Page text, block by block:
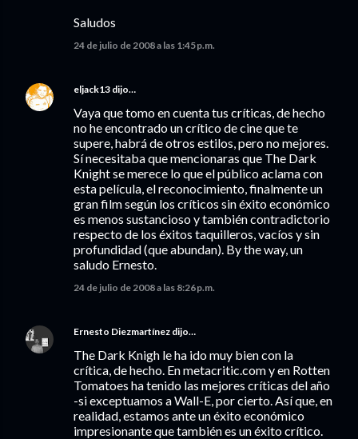
Saludos
24 de julio de 2008 a las 1:45 p.m.
eljack13 dijo…
Vaya que tomo en cuenta tus críticas, de hecho
no he encontrado un crítico de cine que te
supere, habrá de otros estilos, pero no mejores.
Sí necesitaba que mencionaras que The Dark
Knight se merece lo que el público aclama con
esta película, el reconocimiento, finalmente un
gran film según los críticos sin éxito económico
es menos sustancioso y también contradictorio
respecto de los éxitos taquilleros, vacíos y sin
profundidad (que abundan). By the way, un
saludo Ernesto.
24 de julio de 2008 a las 8:26 p.m.
Ernesto Diezmartínez dijo…
The Dark Knigh le ha ido muy bien con la
crítica, de hecho. En metacritic.com y en Rotten
Tomatoes ha tenido las mejores críticas del año
-si exceptuamos a Wall-E, por cierto. Así que, en
realidad, estamos ante un éxito económico
impresionante que también es un éxito crítico.